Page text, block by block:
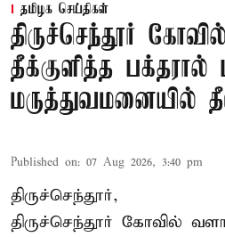
தமிழக செய்திகள்
திருச்செந்தூர்
தீக்குளித்த பக்தரால்
மருத்துவமனையில்
Published on: 07 Aug 2026, 3:40 pm
திருச்செந்தூர்,
திருச்செந்தூர் கோவில்